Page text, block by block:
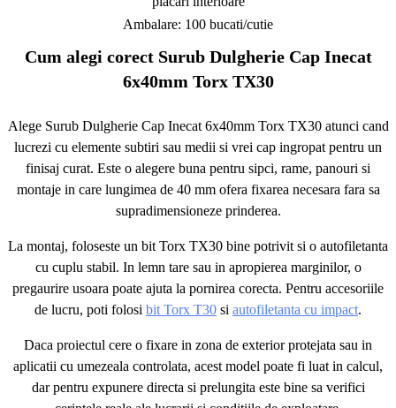
Ambalare: 100 bucati/cutie
Cum alegi corect Surub Dulgherie Cap Inecat
6x40mm Torx TX30
Alege Surub Dulgherie Cap Inecat 6x40mm Torx TX30 atunci cand
lucrezi cu elemente subtiri sau medii si vrei cap ingropat pentru un
finisaj curat. Este o alegere buna pentru sipci, rame, panouri si
montaje in care lungimea de 40 mm ofera fixarea necesara fara sa
supradimensioneze prinderea.
La montaj, foloseste un bit Torx TX30 bine potrivit si o autofiletanta
cu cuplu stabil. In lemn tare sau in apropierea marginilor, o
pregaurire usoara poate ajuta la pornirea corecta. Pentru accesoriile
de lucru, poti folosi bit Torx T30 si autofiletanta cu impact.
Daca proiectul cere o fixare in zona de exterior protejata sau in
aplicatii cu umezeala controlata, acest model poate fi luat in calcul,
dar pentru expunere directa si prelungita este bine sa verifici